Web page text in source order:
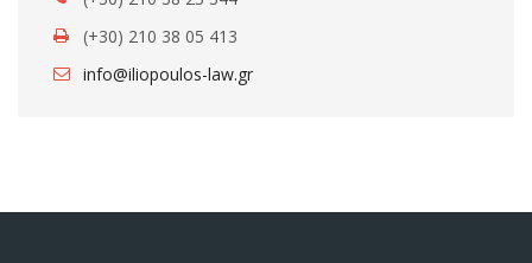
(+30) 210 38 05 413
info@iliopoulos-law.gr